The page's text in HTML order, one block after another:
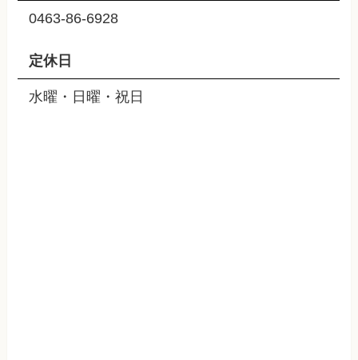
0463-86-6928
定休日
水曜・日曜・祝日